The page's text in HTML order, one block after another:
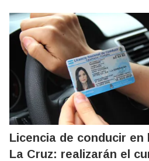
Licencia de conducir
La Cruz: realizarán el